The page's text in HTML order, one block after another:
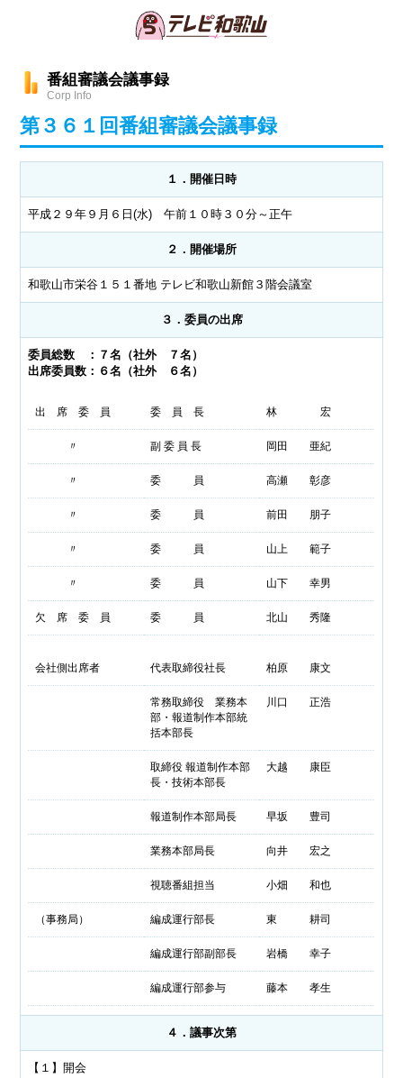
番組審議会議事録
Corp Info
第３６１回番組審議会議事録
１．開催日時
平成２９年９月６日(水) 午前１０時３０分～正午
２．開催場所
和歌山市栄谷１５１番地 テレビ和歌山新館３階会議室
３．委員の出席
委員総数 ：７名（社外 ７名）
出席委員数：６名（社外 ６名）
出 席 委 員 委 員 長 林 宏
〃 副 委 員 長 岡田 亜紀
〃 委 員 高瀬 彰彦
〃 委 員 前田 朋子
〃 委 員 山上 範子
〃 委 員 山下 幸男
欠 席 委 員 委 員 北山 秀隆
会社側出席者 代表取締役社長 柏原 康文
常務取締役 業務本
部・報道制作本部統
括本部長
川口 正浩
取締役 報道制作本部
長・技術本部長
大越 康臣
報道制作本部局長 早坂 豊司
業務本部局長 向井 宏之
視聴番組担当 小畑 和也
（事務局） 編成運行部長 東 耕司
編成運行部副部長 岩橋 幸子
編成運行部参与 藤本 孝生
４．議事次第
【１】開会